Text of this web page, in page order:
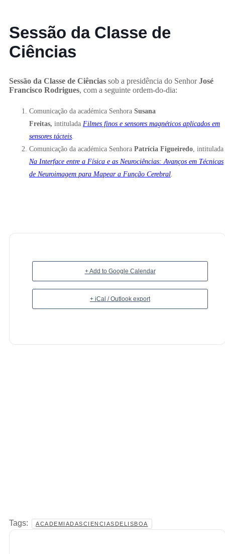
Sessão da Classe de
Ciências
Sessão da Classe de Ciências sob a presidência do SenhorJosé
Francisco Rodrigues, com a seguinte ordem-do-dia:
Comunicação da académica Senhora Susana
Freitas, intitulada Filmes finos e sensores magnéticos aplicados em
sensores tácteis
Comunicação da académica Senhora Patrícia Figueiredo , intitulada
Na Interface entre a Física e as Neurociências: Avanços em Técnicas
de Neuroimagem para Mapear a Função Cerebral
+ Add to Google Calendar
+ iCal / Outlook export
Tags: ACADEMIADASCIENCIASDELISBOA